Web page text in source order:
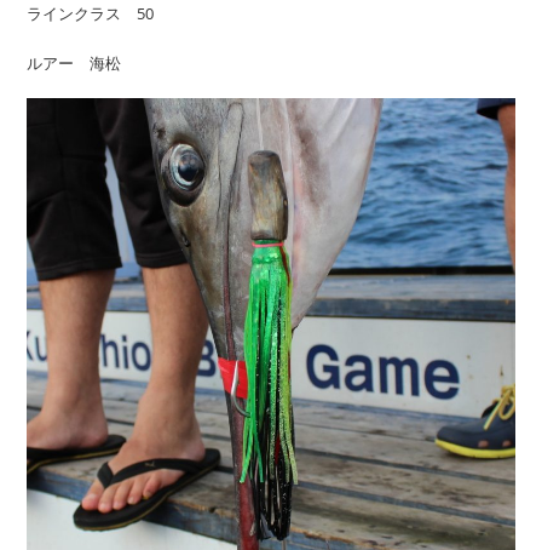
ラインクラス 50
ルアー 海松